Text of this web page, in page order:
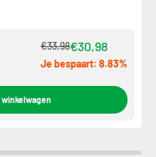
€33,98€30,98
Je bespaart: 8.83%